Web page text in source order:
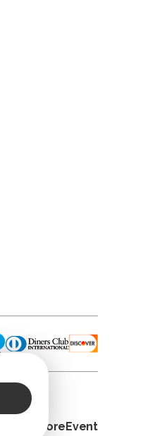
© 2026. CoreEvent